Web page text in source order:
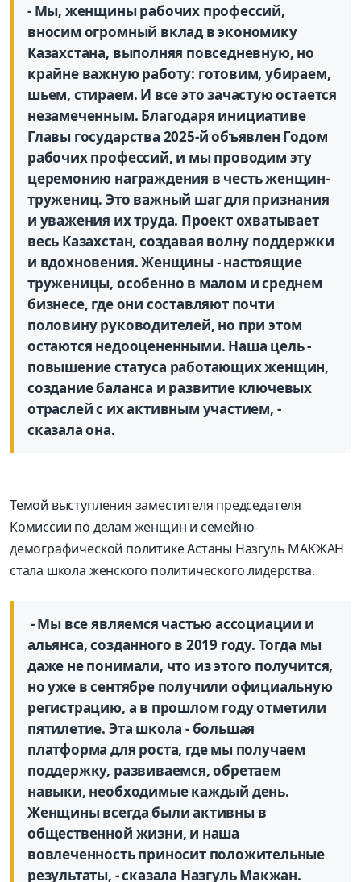
- Мы, женщины рабочих профессий,
вносим огромный вклад в экономику
Казахстана, выполняя повседневную, но
крайне важную работу: готовим, убираем,
шьем, стираем. И все это зачастую остается
незамеченным. Благодаря инициативе
Главы государства 2025-й объявлен Годом
рабочих профессий, и мы проводим эту
церемонию награждения в честь женщин-
тружениц. Это важный шаг для признания
и уважения их труда. Проект охватывает
весь Казахстан, создавая волну поддержки
и вдохновения. Женщины - настоящие
труженицы, особенно в малом и среднем
бизнесе, где они составляют почти
половину руководителей, но при этом
остаются недооцененными. Наша цель -
повышение статуса работающих женщин,
создание баланса и развитие ключевых
отраслей с их активным участием, -
сказала она.
Темой выступления заместителя председателя
Комиссии по делам женщин и семейно-
демографической политике Астаны Назгуль МАКЖАН
стала школа женского политического лидерства.
- Мы все являемся частью ассоциации и
альянса, созданного в 2019 году. Тогда мы
даже не понимали, что из этого получится,
но уже в сентябре получили официальную
регистрацию, а в прошлом году отметили
пятилетие. Эта школа - большая
платформа для роста, где мы получаем
поддержку, развиваемся, обретаем
навыки, необходимые каждый день.
Женщины всегда были активны в
общественной жизни, и наша
вовлеченность приносит положительные
результаты, - сказала Назгуль Макжан.